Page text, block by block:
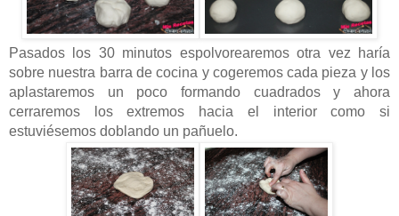
Pasados los 30 minutos espolvorearemos otra vez haría
sobre nuestra barra de cocina y cogeremos cada pieza y los
aplastaremos un poco formando cuadrados y ahora
cerraremos los extremos hacia el interior como si
estuviésemos doblando un pañuelo.